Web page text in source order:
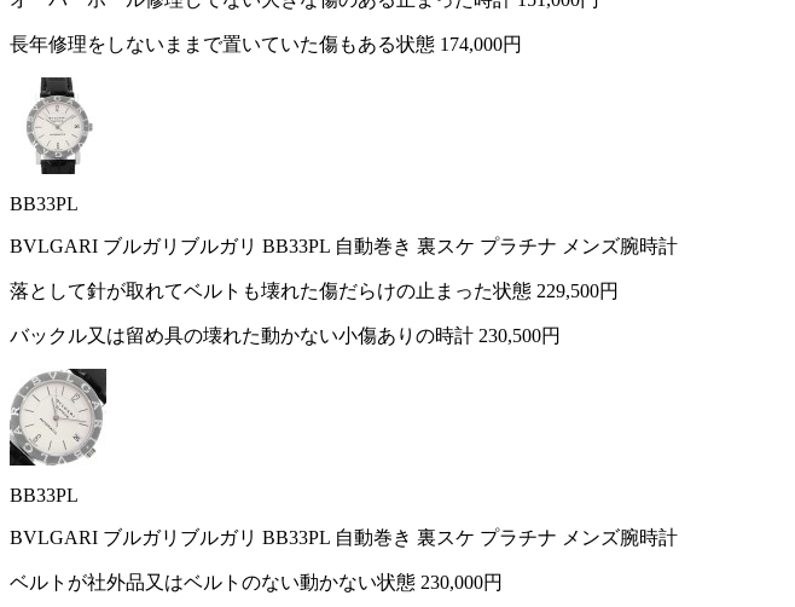
長年修理をしないままで置いていた傷もある状態 174,000円
BB33PL
BVLGARI ブルガリブルガリ BB33PL 自動巻き 裏スケ プラチナ メンズ腕時計
落として針が取れてベルトも壊れた傷だらけの止まった状態 229,500円
バックル又は留め具の壊れた動かない小傷ありの時計 230,500円
BB33PL
BVLGARI ブルガリブルガリ BB33PL 自動巻き 裏スケ プラチナ メンズ腕時計
ベルトが社外品又はベルトのない動かない状態 230,000円